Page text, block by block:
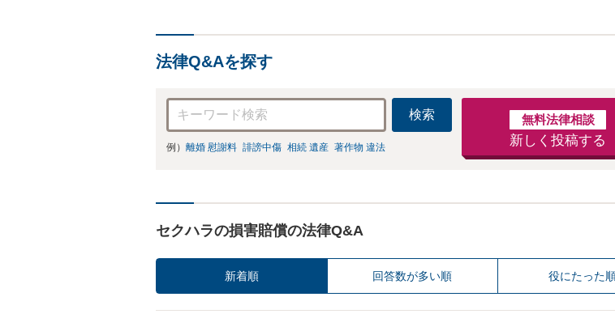
法律Q&Aを探す
検索
例） 離婚 慰謝料 誹謗中傷 相続 遺産 著作物 違法
無料法律相談
新しく投稿する
セクハラの損害賠償の法律Q&A
新着順 回答数が多い順 役にたった